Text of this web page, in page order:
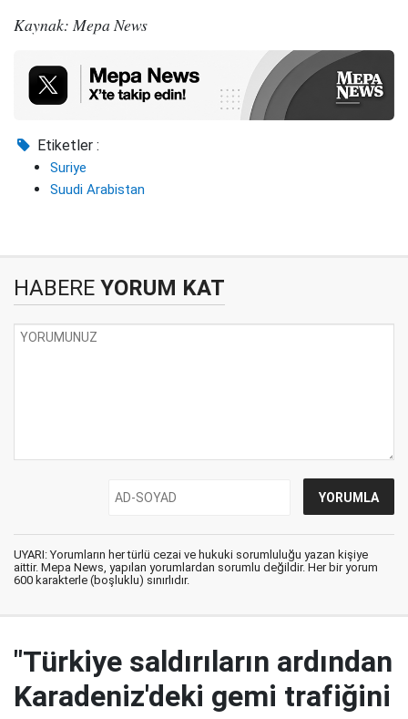
Kaynak: Mepa News
Etiketler :
Suriye
Suudi Arabistan
HABERE YORUM KAT
UYARI: Yorumların her türlü cezai ve hukuki sorumluluğu yazan kişiye
aittir. Mepa News, yapılan yorumlardan sorumlu değildir. Her bir yorum
600 karakterle (boşluklu) sınırlıdır.
"Türkiye saldırıların ardından
Karadeniz'deki gemi trafiğini